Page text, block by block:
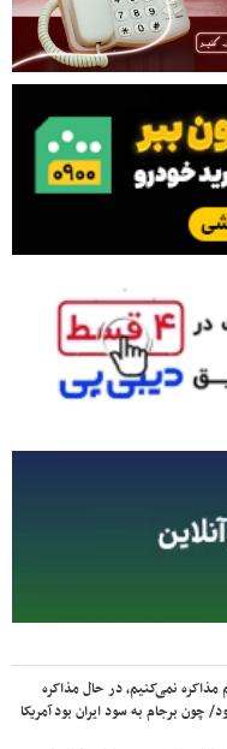
نمی‌کنیم، در حال مذاکره
چون برجام به سود ایران بود آمریکا